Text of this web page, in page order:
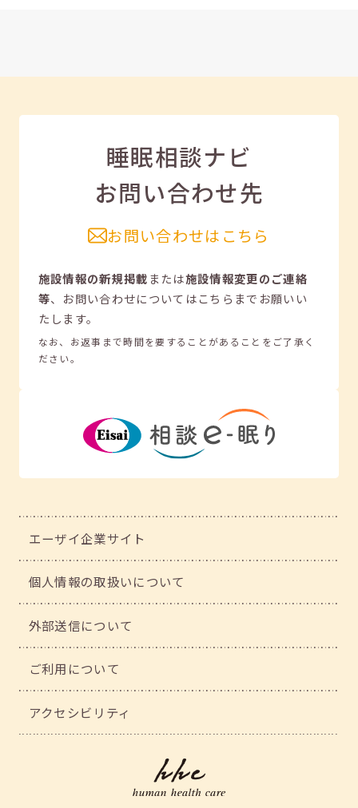
睡眠相談ナビ
お問い合わせ先
お問い合わせはこちら
施設情報の新規掲載または施設情報変更のご連絡
等、 お問い合わせについてはこちらまでお願いい
たします。
なお、お返事まで時間を要することがあることをご了承く
ださい。
エーザイ企業サイト
個人情報の取扱いについて
外部送信について
ご利用について
アクセシビリティ